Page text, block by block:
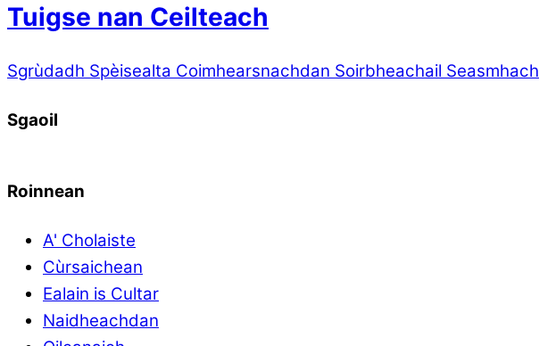
Tuigse nan Ceilteach
Sgrùdadh Spèisealta Coimhearsnachdan Soirbheachail Seasmhach
Sgaoil
Roinnean
A' Cholaiste
Cùrsaichean
Ealain is Cultar
Naidheachdan